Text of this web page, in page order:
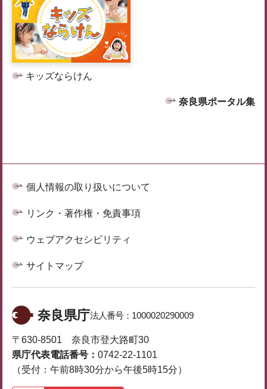
キッズならけん
奈良県ポータル集
個人情報の取り扱いについて
リンク・著作権・免責事項
ウェブアクセシビリティ
サイトマップ
奈良県庁法人番号： 1000020290009
〒630-8501 奈良市登大路町30
県庁代表電話番号： 0742-22-1101
（受付：午前8時30分から午後5時15分）